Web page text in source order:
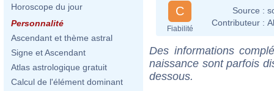
Horoscope du jour
Personnalité
Ascendant et thème astral
Signe et Ascendant
Atlas astrologique gratuit
Calcul de l'élément dominant
C
Fiabilité
Source :
Contributeur :
Des informations
naissance sont parfois
dessous.